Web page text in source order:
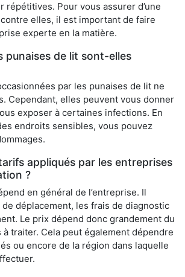
répétitives. Pour vous assurer d’une
elles, il est important de faire
experte en la matière.
punaises de lit sont-elles
par les punaises de lit ne
Cependant, elles peuvent vous donner
exposer à certaines infections. En
endroits sensibles, vous pouvez
appliqués par les entreprises
?
en général de l’entreprise. Il
déplacement, les frais de diagnostic
Le prix dépend donc grandement du
traiter. Cela peut également dépendre
ou encore de la région dans laquelle